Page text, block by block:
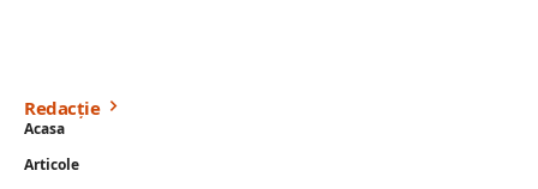
Redacție
Acasa
Articole